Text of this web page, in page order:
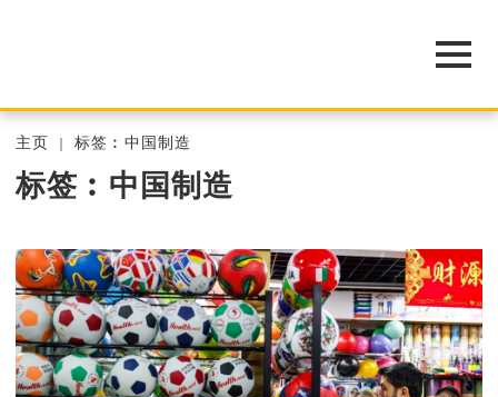
主页 标签︰中国制造
标签︰中国制造